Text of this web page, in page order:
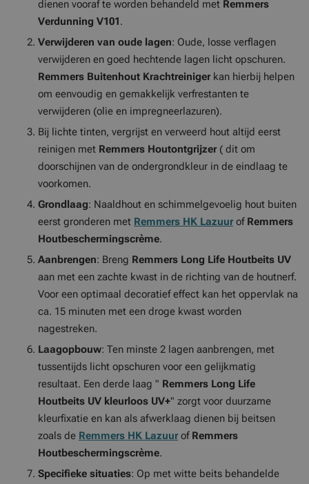
dienen vooraf te worden behandeld met Remmers
Verdunning V101.
Verwijderen van oude lagen: Oude, losse verflagen
verwijderen en goed hechtende lagen licht opschuren.
Remmers Buitenhout Krachtreiniger kan hierbij helpen
om eenvoudig en gemakkelijk verfrestanten te
verwijderen (olie en impregneerlazuren).
Bij lichte tinten, vergrijst en verweerd hout altijd eerst
reinigen met Remmers Houtontgrijzer ( dit om
doorschijnen van de ondergrondkleur in de eindlaag te
voorkomen.
Grondlaag: Naaldhout en schimmelgevoelig hout buiten
eerst gronderen met Remmers HK Lazuur of Remmers
Houtbeschermingscrème.
Aanbrengen: Breng Remmers Long Life Houtbeits UV
aan met een zachte kwast in de richting van de houtnerf.
Voor een optimaal decoratief effect kan het oppervlak na
ca. 15 minuten met een droge kwast worden
nagestreken.
Laagopbouw: Ten minste 2 lagen aanbrengen, met
tussentijds licht opschuren voor een gelijkmatig
resultaat. Een derde laag " Remmers Long Life
Houtbeits UV kleurloos UV+" zorgt voor duurzame
kleurfixatie en kan als afwerklaag dienen bij beitsen
zoals de Remmers HK Lazuur of Remmers
Houtbeschermingscrème.
Specifieke situaties: Op met witte beits behandelde